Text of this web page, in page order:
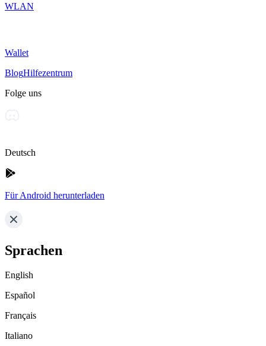
WLAN
Wallet
BlogHilfezentrum
Folge uns
Deutsch
Für Android herunterladen
Sprachen
English
Español
Français
Italiano